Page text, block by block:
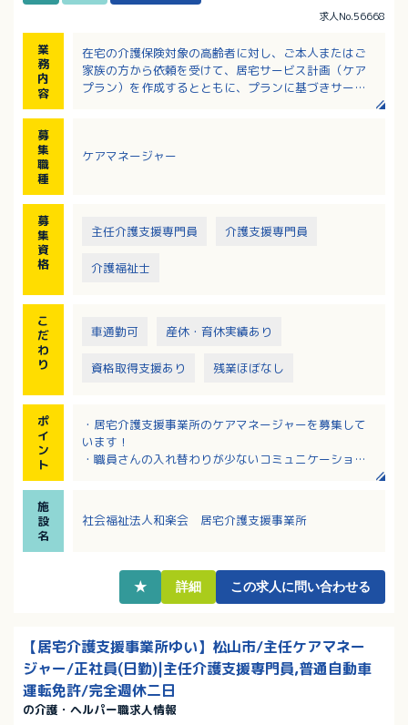
求人No.56668
業
務
内
容
在宅の介護保険対象の高齢者に対し、ご本人またはご
家族の方から依頼を受けて、居宅サービス計画（ケア
プラン）を作成するとともに、プランに基づきサービ
募
集
職
種
ケアマネージャー
募
集
資
格
主任介護支援専門員 介護支援専門員
介護福祉士
こ
だ
わ
り
車通勤可 産休・育休実績あり
資格取得支援あり 残業ほぼなし
ポ
イ
ン
ト
・居宅介護支援事業所のケアマネージャーを募集して
います！
・職員さんの入れ替わりが少ないコミュニケーション
・通勤されるならお車通勤がおすすめ！
施
設
名
社会福祉法人和楽会 居宅介護支援事業所
★ 詳細 この求人に問い合わせる
【居宅介護支援事業所ゆい】松山市/主任ケアマネー
ジャー/正社員(日勤)|主任介護支援専門員,普通自動車
運転免許/完全週休二日
の介護・ヘルパー職求人情報